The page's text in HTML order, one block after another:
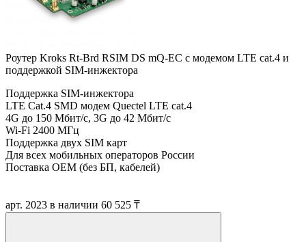
Роутер Kroks Rt-Brd RSIM DS mQ-EC с модемом LTE cat.4 и
поддержкой SIM-инжектора
Поддержка SIM-инжектора
LTE Cat.4 SMD модем Quectel LTE cat.4
4G до 150 Мбит/с, 3G до 42 Мбит/с
Wi-Fi 2400 МГц
Поддержка двух SIM карт
Для всех мобильных операторов России
Поставка OEM (без БП, кабелей)
арт. 2023 в наличии 60 525 ₸